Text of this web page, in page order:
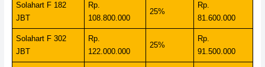
Solahart F 182
JBT
Rp.
108.800.000
25%
Rp.
81.600.000
Solahart F 302
JBT
Rp.
122.000.000
25%
Rp.
91.500.000